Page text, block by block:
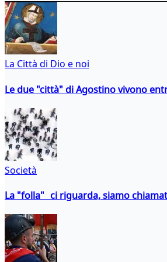
La Città di Dio e noi
Le due "città" di Agostino vivono
Società
La "folla" ci riguarda, siamo